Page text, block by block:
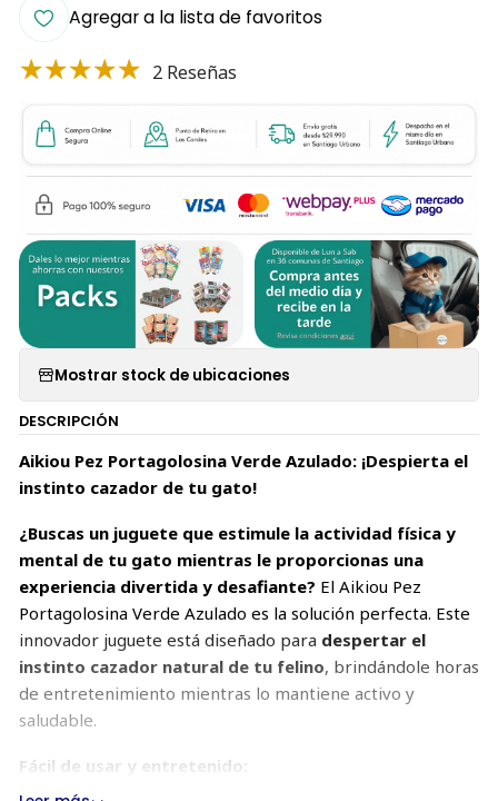
Agregar a la lista de favoritos
2 Reseñas
Mostrar stock de ubicaciones
DESCRIPCIÓN
Aikiou Pez Portagolosina Verde Azulado: ¡Despierta el
instinto cazador de tu gato!
¿Buscas un juguete que estimule la actividad física y
mental de tu gato mientras le proporcionas una
experiencia divertida y desafiante? El Aikiou Pez
Portagolosina Verde Azulado es la solución perfecta. Este
innovador juguete está diseñado para despertar el
instinto cazador natural de tu felino, brindándole horas
de entretenimiento mientras lo mantiene activo y
saludable.
Fácil de usar y entretenido: